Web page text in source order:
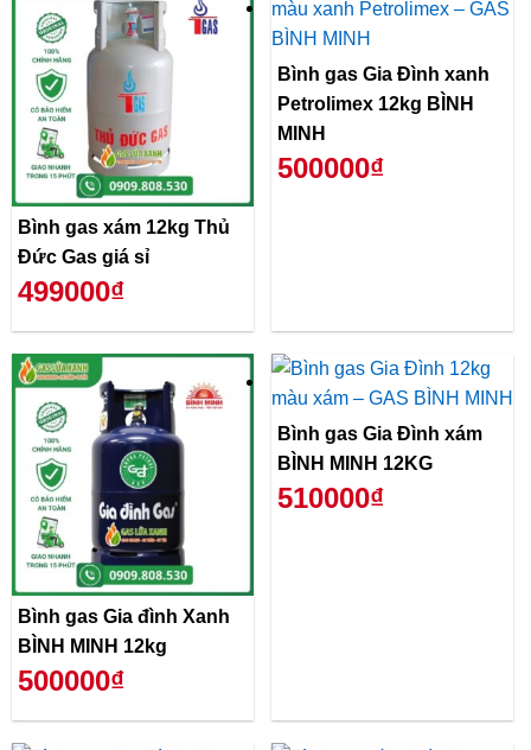
Bình gas xám 12kg Thủ
Đức Gas giá sỉ
499000₫
Bình gas Gia Đình xanh
Petrolimex 12kg BÌNH
MINH
500000₫
Bình gas Gia đình Xanh
BÌNH MINH 12kg
500000₫
Bình gas Gia Đình xám
BÌNH MINH 12KG
510000₫